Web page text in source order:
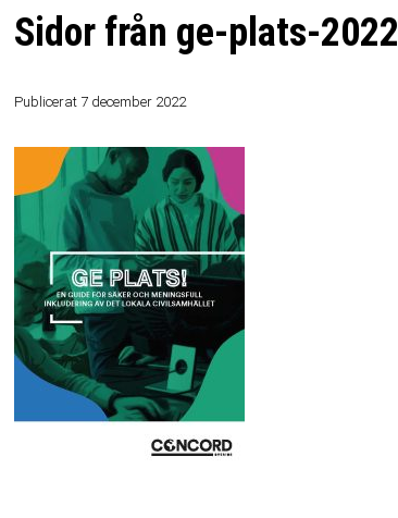
Sidor från ge-plats-2022
Publicerat 7 december 2022